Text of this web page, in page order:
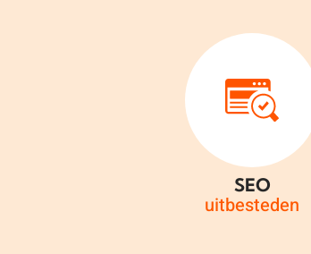
SEO
uitbesteden